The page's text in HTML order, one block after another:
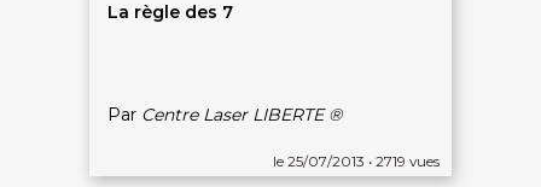
le 25/07/2013 • 2719 vues
La règle des 7
Par Centre Laser LIBERTE ®